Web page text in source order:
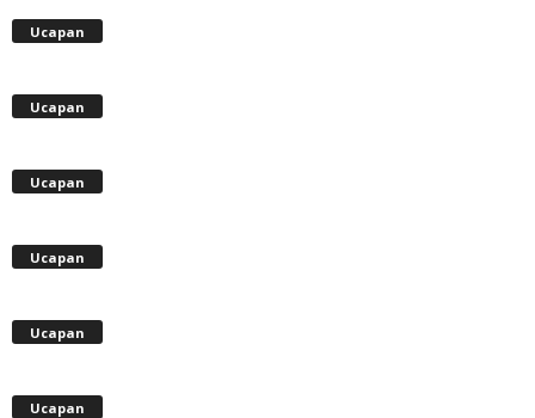
Ucapan
Ucapan
Ucapan
Ucapan
Ucapan
Ucapan